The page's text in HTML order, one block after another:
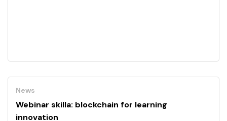
News
Webinar skilla: blockchain for learning
innovation